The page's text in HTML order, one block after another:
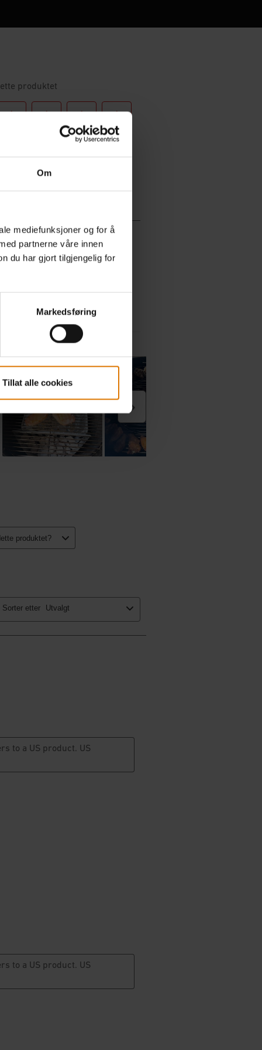
Om
mediefunksjoner og for å
partnerne våre innen
du har gjort tilgjengelig for
Markedsføring
Tillat alle cookies